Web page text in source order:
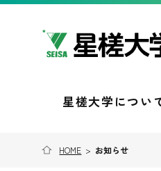
星槎大学につい
HOME > お知らせ